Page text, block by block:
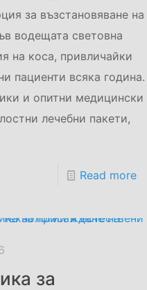
за възстановяване на
водещата световна
на коса, привличайки
пациенти всяка година.
и опитни медицински
лечебни пакети,
Read more
за